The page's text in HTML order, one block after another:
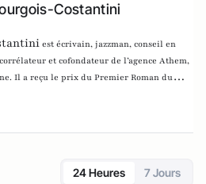
Costantini
est écrivain, jazzman, conseil en
et cofondateur de l’agence Athem,
Il a reçu le prix du Premier Roman du
de Beaune pour La Note Noire aux
noir pour Lames de fond aux Éditions
24 Heures 7 Jours